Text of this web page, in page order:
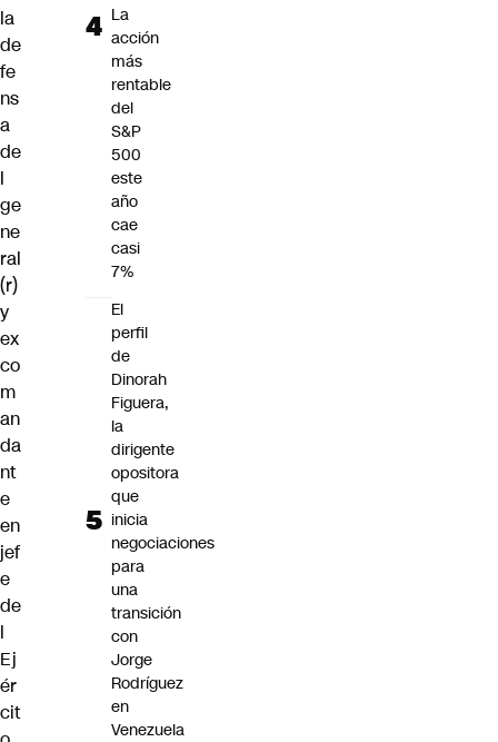
la
de
fe
ns
a
de
l
ge
ne
ral
(r)
y
ex
co
m
an
da
nt
e
en
jef
e
de
l
Ej
ér
cit
La
acción
más
rentable
del
S&P
500
este
año
cae
casi
7%
El
perfil
de
Dinorah
Figuera,
la
dirigente
opositora
que
inicia
negociaciones
para
una
transición
con
Jorge
Rodríguez
en
Venezuela